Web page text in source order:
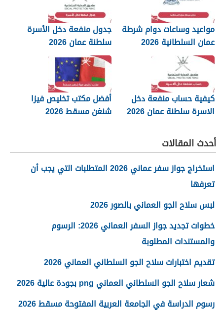
مواعيد وساعات دوام شرطة
عمان السلطانية 2026
جدول منفعة دخل الأسرة
سلطنة عمان 2026
كيفية حساب منفعة دخل
الاسرة سلطنة عمان 2026
أفضل مكتب تخليص فيزا
شنغن مسقط 2026
أحدث المقالات
استخراج جواز سفر عماني 2026 المتطلبات التي يجب أن
تعرفها
لبس سلاح الجو العماني بالصور 2026
خطوات تجديد جواز السفر العماني 2026: الرسوم
والمستندات المطلوبة
تقديم اختبارات سلاح الجو السلطاني العماني 2026
شعار سلاح الجو السلطاني العماني png بجودة عالية 2026
رسوم الدراسة في الجامعة العربية المفتوحة مسقط 2026